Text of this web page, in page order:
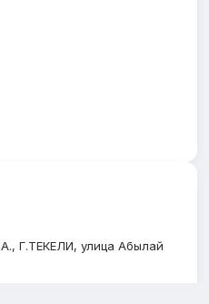
Г.ТЕКЕЛИ, улица Абылай